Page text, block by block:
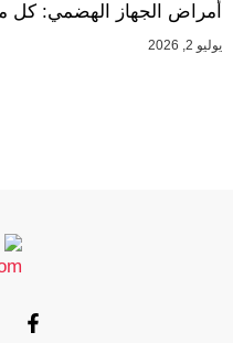
أمراض الجهاز الهضمي: كل
يوليو 2, 2026